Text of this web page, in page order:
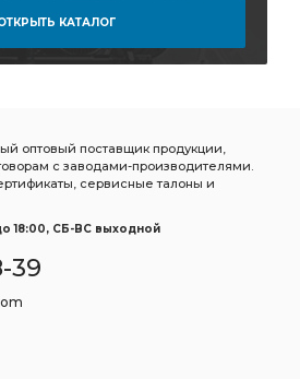
КАТАЛОГ
оптовый поставщик продукции,
с заводами-производителями.
сервисные талоны и
18:00, СБ-ВС выходной
39